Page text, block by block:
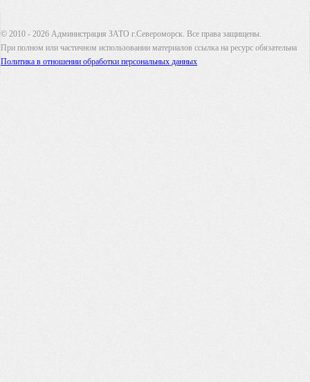
© 2010 - 2026 Администрация ЗАТО г.Североморск. Все права защищены.
При полном или частичном использовании материалов ссылка на ресурс обязательна
Политика в отношении обработки персональных данных